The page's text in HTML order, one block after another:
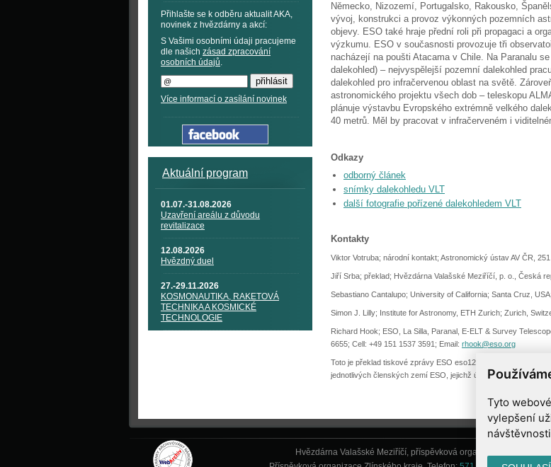
Tyto
vylepšení
Přihlašte se k odběru aktualit AKA,
novinek z hvězdárny a akcí:
S Vašimi osobními údaji pracujeme
dle našich zásad zpracování
osobních údajů.
Více informací o zasílání novinek
Aktuální program
01.07.-31.08.2026
Uzavření areálu z důvodu
revitalizace
12.08.2026
Hvězdný duel
27.-29.11.2026
KOSMONAUTIKA, RAKETOVÁ
TECHNIKA A KOSMICKÉ
TECHNOLOGIE
Německo, Nizozemí, Portugalsko, Rakousko,
vývoj, konstrukci a provoz výkonných pozemních
objevy. ESO také hraje přední roli při propagaci a
výzkumu. ESO v současnosti provozuje tři
nacházejí na poušti Atacama v Chile. Na Paranalu
dalekohled) – nejvyspělejší pozemní dalekohled
dalekohled pro infračervenou oblast na světě.
astronomického projektu všech dob – teleskopu
plánuje výstavbu Evropského extrémně velkého
40 metrů. Měl by pracovat v infračerveném i
Odkazy
odborný článek
snímky dalekohledu VLT
další fotografie pořízené dalekohledem VLT
Kontakty
Viktor Votruba; národní kontakt; Astronomický ústav AV ČR,
Jiří Srba; překlad; Hvězdárna Valašské Meziříčí, p. o., Česká
Sebastiano Cantalupo; University of California; Santa Cruz,
Simon J. Lilly; Institute for Astronomy, ETH Zurich; Zurich,
Richard Hook; ESO, La Silla, Paranal, E-ELT & Survey
6655; Cell: +49 151 1537 3591; Email: rhook@eso.org
Toto je překlad tiskové zprávy ESO eso1228. ESON -- ESON
jednotlivých členských zemí ESO, jejichž úkolem je sloužit jako
Hvězdárna Valašské Meziříčí, příspěvková organizace, Vsetínská